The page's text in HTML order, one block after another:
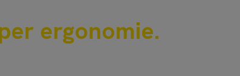
ergonomie.